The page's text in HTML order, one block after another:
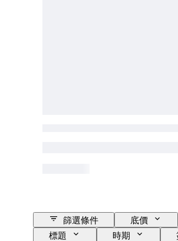
篩選條件 底價
標題
時期